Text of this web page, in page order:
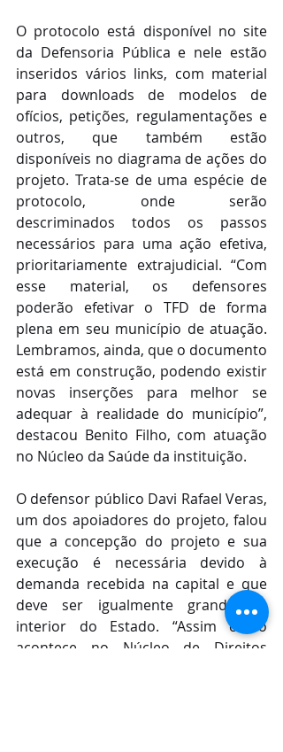
O protocolo está disponível no site
da Defensoria Pública e nele estão
inseridos vários links, com material
para downloads de modelos de
ofícios, petições, regulamentações e
outros, que também estão
disponíveis no diagrama de ações do
projeto. Trata-se de uma espécie de
protocolo, onde serão
descriminados todos os passos
necessários para uma ação efetiva,
prioritariamente extrajudicial. “Com
esse material, os defensores
poderão efetivar o TFD de forma
plena em seu município de atuação.
Lembramos, ainda, que o documento
está em construção, podendo existir
novas inserções para melhor se
adequar à realidade do município”,
destacou Benito Filho, com atuação
no Núcleo da Saúde da instituição.
O defensor público Davi Rafael Veras,
um dos apoiadores do projeto, falou
que a concepção do projeto e sua
execução é necessária devido à
demanda recebida na capital e que
deve ser igualmente grande no
interior do Estado. “Assim como
acontece no Núcleo de Direitos